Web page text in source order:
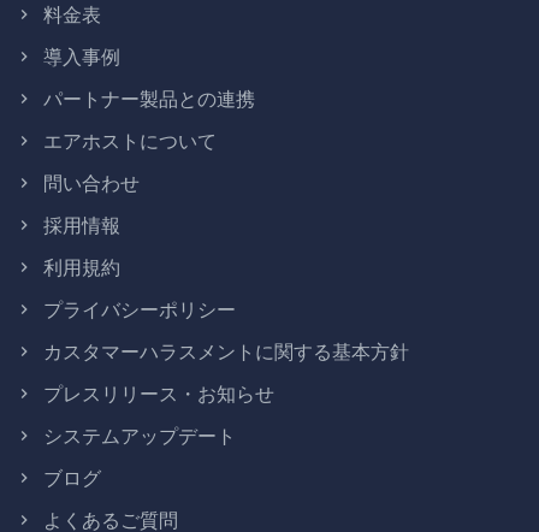
料金表
導入事例
パートナー製品との連携
エアホストについて
問い合わせ
採用情報
利用規約
プライバシーポリシー
カスタマーハラスメントに関する基本方針
プレスリリース・お知らせ
システムアップデート
ブログ
よくあるご質問